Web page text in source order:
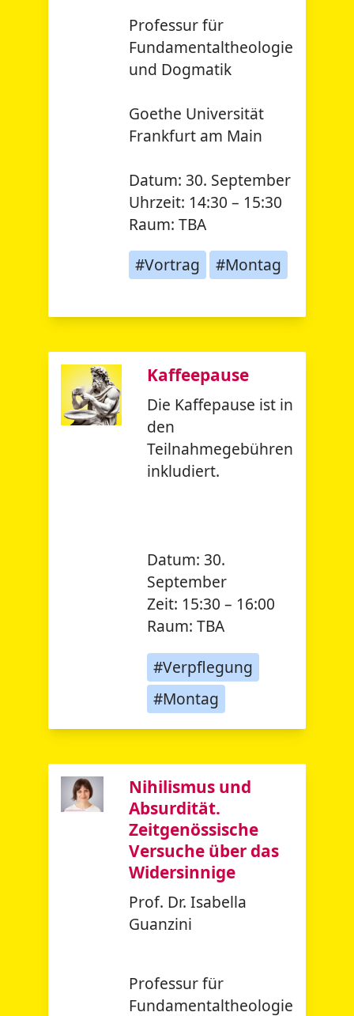
Professur für
Fundamentaltheologie
und Dogmatik
Goethe Universität
Frankfurt am Main
Datum:30. September
Uhrzeit: 14:30 – 15:30
Raum:TBA
#Vortrag
#Montag
Kaffeepause
Die Kaffepause ist in
den
Teilnahmegebühren
inkludiert.
Datum: 30.
September
Zeit: 15:30 – 16:00
Raum: TBA
#Verpflegung
#Montag
Nihilismus und
Absurdität.
Zeitgenössische
Versuche über das
Widersinnige
Prof. Dr. Isabella
Guanzini
Professur für
Fundamentaltheologie